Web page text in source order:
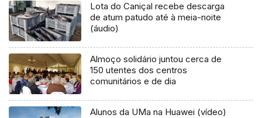
Lota do Caniçal recebe descarga
de atum patudo até à meia-noite
(áudio)
Almoço solidário juntou cerca de
150 utentes dos centros
comunitários e de dia
Alunos da UMa na Huawei (vídeo)